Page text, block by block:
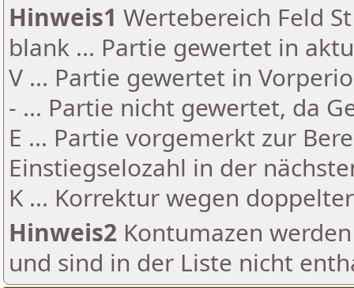
Hinweis1 Wertebereich Feld
blank ... Partie gewertet in
V ... Partie gewertet in
- ... Partie nicht gewertet, da
E ... Partie vorgemerkt zur
Einstiegselozahl in der
K ... Korrektur wegen
Hinweis2 Kontumazen
und sind in der Liste nicht